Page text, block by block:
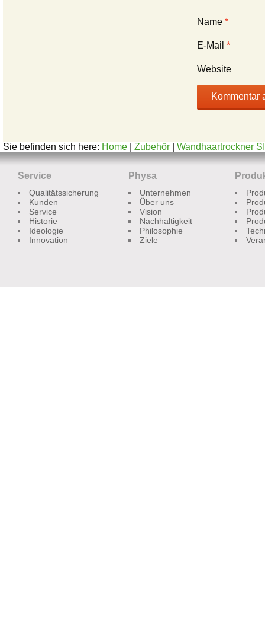
Name *
E-Mail *
Website
Sie befinden sich here: Home Zubehör Wandhaartrockner
Service
Qualitätssicherung
Kunden
Service
Historie
Ideologie
Innovation
Physa
Unternehmen
Über uns
Vision
Nachhaltigkeit
Philosophie
Ziele